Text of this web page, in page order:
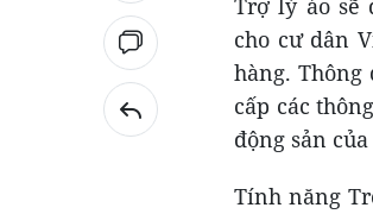
Trợ lý ảo sẽ
cho cư dân
hàng.
cấp các
động sản
Tính năng